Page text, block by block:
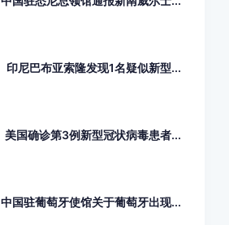
印尼巴布亚索隆发现1名疑似新型...
美国确诊第3例新型冠状病毒患者...
中国驻葡萄牙使馆关于葡萄牙出现...